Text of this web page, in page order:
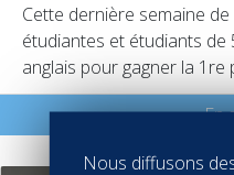
Cette dernière semaine
étudiantes et étudiants
anglais pour gagner la 1re
En
Nous diffusons